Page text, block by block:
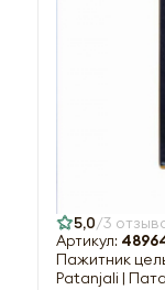
5,0 3
Артикул:
Пажитник
Patanjali |